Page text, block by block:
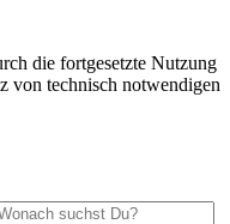
die fortgesetzte Nutzung
von technisch notwendigen